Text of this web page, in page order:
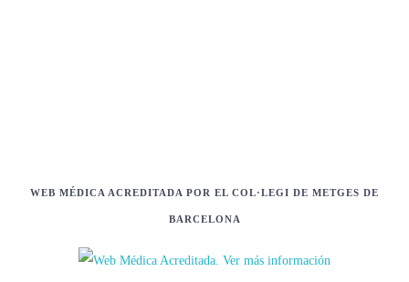
WEB MÉDICA ACREDITADA POR EL COL·LEGI DE METGES DE
BARCELONA